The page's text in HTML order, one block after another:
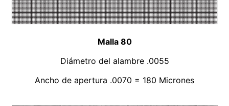
Malla 80
Diámetro del alambre .0055
Ancho de apertura .0070 = 180 Micrones